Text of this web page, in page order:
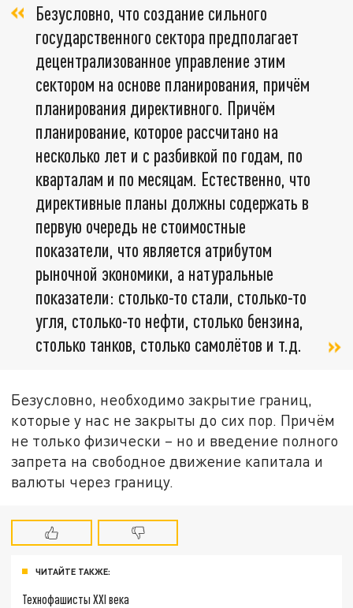
Безусловно, что создание сильного
государственного сектора предполагает
децентрализованное управление этим
сектором на основе планирования, причём
планирования директивного. Причём
планирование, которое рассчитано на
несколько лет и с разбивкой по годам, по
кварталам и по месяцам. Естественно, что
директивные планы должны содержать в
первую очередь не стоимостные
показатели, что является атрибутом
рыночной экономики, а натуральные
показатели: столько-то стали, столько-то
угля, столько-то нефти, столько бензина,
столько танков, столько самолётов и т.д.
Безусловно, необходимо закрытие границ,
которые у нас не закрыты до сих пор. Причём
не только физически – но и введение полного
запрета на свободное движение капитала и
валюты через границу.
ЧИТАЙТЕ ТАКЖЕ:
Технофашисты XXI века